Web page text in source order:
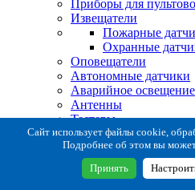
Приборы для
Извещатели
Пожарные
Охранные
Оповещатели
Автономные датчики
Аварийное освещение
Антенны
Тестеры
Система сбора
Расходные и
Коробки
Кронштейны
Сайт использует файлы cookie,
Подробнее об этом вы
Принять